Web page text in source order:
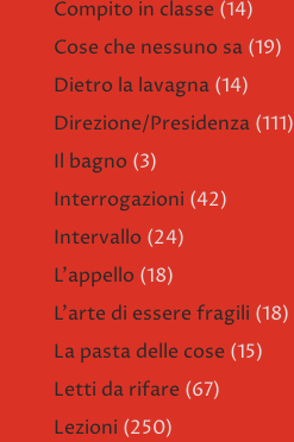
Compito in classe (14)
Cose che nessuno sa (19)
Dietro la lavagna (14)
Direzione/Presidenza (111)
Il bagno (3)
Interrogazioni (42)
Intervallo (24)
L'appello (18)
L'arte di essere fragili (18)
La pasta delle cose (15)
Letti da rifare (67)
Lezioni (250)